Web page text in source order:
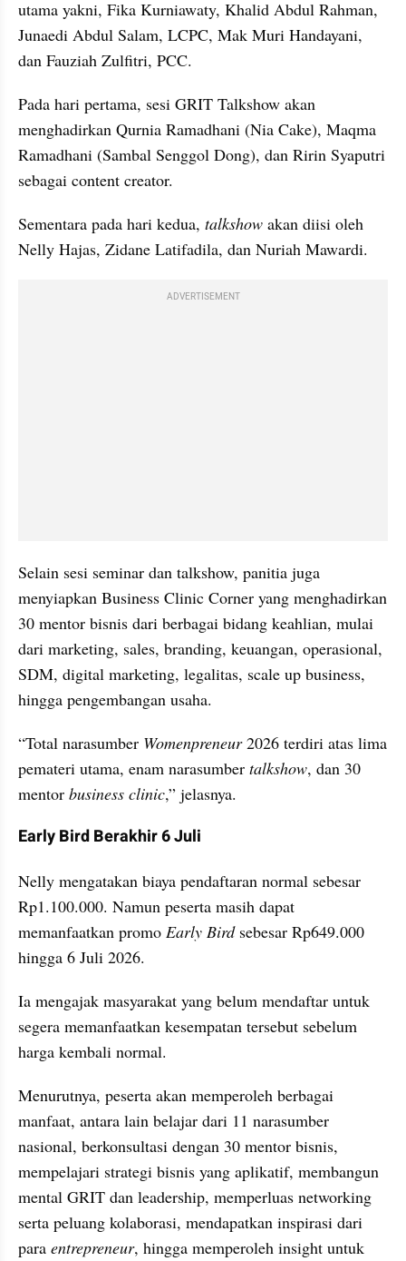
utama yakni, Fika Kurniawaty, Khalid Abdul Rahman,
Junaedi Abdul Salam, LCPC, Mak Muri Handayani,
dan Fauziah Zulfitri, PCC.
Pada hari pertama, sesi GRIT Talkshow akan
menghadirkan Qurnia Ramadhani (Nia Cake), Maqma
Ramadhani (Sambal Senggol Dong), dan Ririn Syaputri
sebagai content creator.
Sementara pada hari kedua, talkshow akan diisi oleh
Nelly Hajas, Zidane Latifadila, dan Nuriah Mawardi.
ADVERTISEMENT
Selain sesi seminar dan talkshow, panitia juga
menyiapkan Business Clinic Corner yang menghadirkan
30 mentor bisnis dari berbagai bidang keahlian, mulai
dari marketing, sales, branding, keuangan, operasional,
SDM, digital marketing, legalitas, scale up business,
hingga pengembangan usaha.
“Total narasumber Womenpreneur 2026 terdiri atas lima
pemateri utama, enam narasumber talkshow, dan 30
mentor business clinic,” jelasnya.
Early Bird Berakhir 6 Juli
Nelly mengatakan biaya pendaftaran normal sebesar
Rp1.100.000. Namun peserta masih dapat
memanfaatkan promo Early Bird sebesar Rp649.000
hingga 6 Juli 2026.
Ia mengajak masyarakat yang belum mendaftar untuk
segera memanfaatkan kesempatan tersebut sebelum
harga kembali normal.
Menurutnya, peserta akan memperoleh berbagai
manfaat, antara lain belajar dari 11 narasumber
nasional, berkonsultasi dengan 30 mentor bisnis,
mempelajari strategi bisnis yang aplikatif, membangun
mental GRIT dan leadership, memperluas networking
serta peluang kolaborasi, mendapatkan inspirasi dari
para entrepreneur, hingga memperoleh insight untuk